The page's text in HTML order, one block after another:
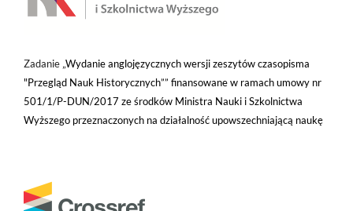
Zadanie „Wydanie anglojęzycznych wersji zeszytów czasopisma
"Przegląd Nauk Historycznych”” finansowane w ramach umowy nr
501/1/P-DUN/2017 ze środków Ministra Nauki i Szkolnictwa
Wyższego przeznaczonych na działalność upowszechniającą naukę